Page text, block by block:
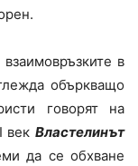
в
объркващо
говорят на
век Властелинът
да се обхване